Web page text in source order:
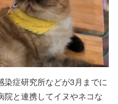
染症研究所などが3月までに
院と連携してイヌやネコな